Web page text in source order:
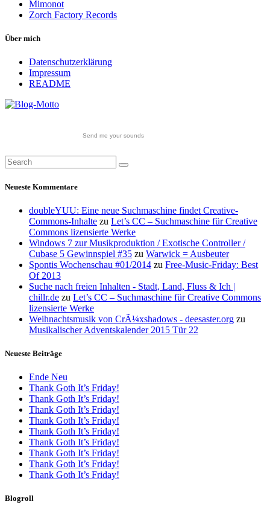
Mimonot
Zorch Factory Records
Über mich
Datenschutzerklärung
Impressum
README
Send me your sounds
Neueste Kommentare
doubleYUU: Eine neue Suchmaschine findet Creative-
Commons-Inhalte zu Let’s CC – Suchmaschine für Creative
Commons lizensierte Werke
Windows 7 zur Musikproduktion / Exotische Controller /
Cubase 5 Gewinnspiel #35 zu Warwick = Ausbeuter
Spontis Wochenschau #01/2014 zu Free-Music-Friday: Best
Of 2013
Suche nach freien Inhalten - Stadt, Land, Fluss & Ich |
chillr.de zu Let’s CC – Suchmaschine für Creative Commons
lizensierte Werke
Weihnachtsmusik von CrÃ¼xshadows - deesaster.org zu
Musikalischer Adventskalender 2015 Tür 22
Neueste Beiträge
Ende Neu
Thank Goth It’s Friday!
Thank Goth It’s Friday!
Thank Goth It’s Friday!
Thank Goth It’s Friday!
Thank Goth It’s Friday!
Thank Goth It’s Friday!
Thank Goth It’s Friday!
Thank Goth It’s Friday!
Thank Goth It’s Friday!
Blogroll